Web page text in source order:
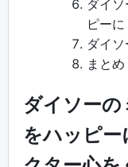
ダイ
ピーに
ダイ
まとめ
ダイソーの
をハッピー